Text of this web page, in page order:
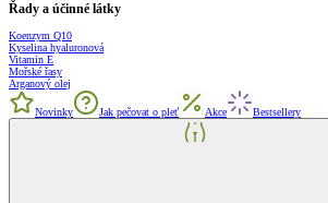
Řady a účinné látky
Koenzym Q10
Kyselina hyaluronová
Vitamin E
Mořské řasy
Arganový olej
Novinky Jak pečovat o pleť Akce Bestsellery